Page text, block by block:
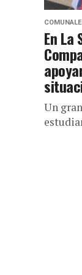
En
Un